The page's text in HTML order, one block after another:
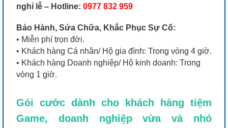
nghỉ lễ – Hotline: 0977 832 959
Bảo Hành, Sửa Chữa, Khắc Phục Sự Cố:
• Miễn phí trọn đời.
• Khách hàng Cá nhân/ Hộ gia đình: Trong vòng 4 giờ.
• Khách hàng Doanh nghiệp/ Hộ kinh doanh: Trong
vòng 1 giờ.
Gói cước dành cho khách hàng tiệm
Game, doanh nghiệp vừa và nhỏ